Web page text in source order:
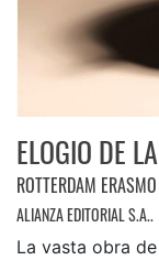
ELOGIO DE
ROTTERDAM ERASMO
ALIANZA EDITORIAL S.A..
La vasta obra